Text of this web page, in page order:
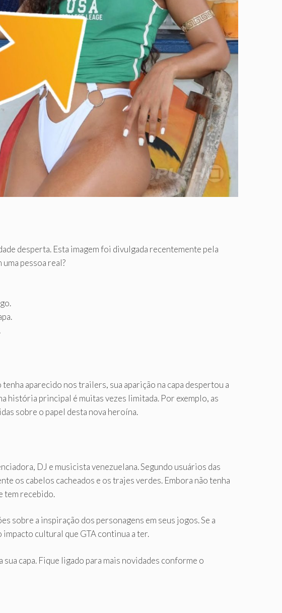
desperta. Esta imagem foi divulgada recentemente pela
uma pessoa real?
aparecido nos trailers, sua aparição na capa despertou a
história principal é muitas vezes limitada. Por exemplo, as
sobre o papel desta nova heroína.
DJ e musicista venezuelana. Segundo usuários das
os cabelos cacheados e os trajes verdes. Embora não tenha
tem recebido.
sobre a inspiração dos personagens em seus jogos. Se a
impacto cultural que GTA continua a ter.
capa. Fique ligado para mais novidades conforme o